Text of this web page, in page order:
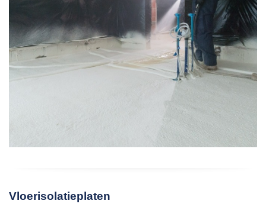
Vloerisolatieplaten